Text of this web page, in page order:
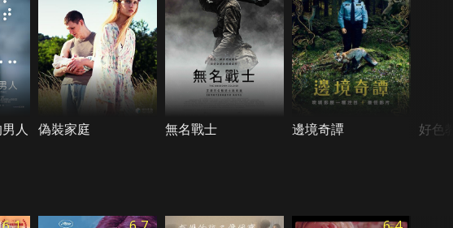
人 偽裝家庭 無名戰士 邊境奇譚 好色